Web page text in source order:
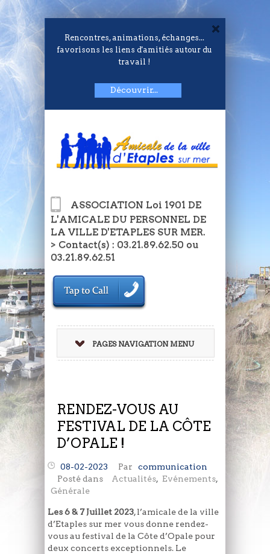
Rencontres, animations, échanges...
favorisons les liens d'amitiés autour du
travail !
Découvrir...
ASSOCIATION Loi 1901 DE
L'AMICALE DU PERSONNEL DE
LA VILLE D'ETAPLES SUR MER.
> Contact(s) : 03.21.89.62.50 ou
03.21.89.62.51
PAGES NAVIGATION MENU
RENDEZ-VOUS AU
FESTIVAL DE LA CÔTE
D’OPALE !
08-02-2023 Par
communication
Posté dans
Actualités, Evénements,
Générale
Les 6 & 7 Juillet 2023, l’amicale de la ville
d’Etaples sur mer vous donne rendez-
vous au festival de la Côte d’Opale pour
deux concerts exceptionnels. Le